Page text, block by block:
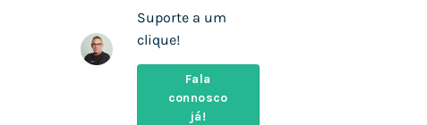
Suporte a um
clique!
Fala
connosco
já!